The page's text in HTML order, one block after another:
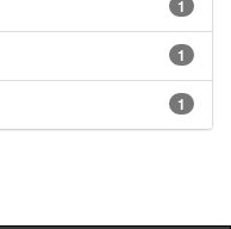
1
1
1